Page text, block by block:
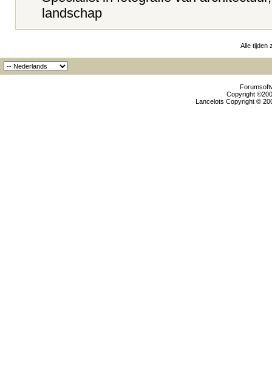
landschap
Alle tijden
Copyright
Lancelots Copyright ©